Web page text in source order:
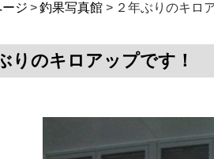
ージ 釣果写真館 ２年ぶりのキロ
りのキロアップです！